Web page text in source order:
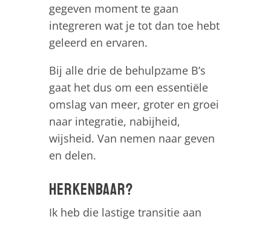
gegeven moment te gaan
integreren wat je tot dan toe hebt
geleerd en ervaren.
Bij alle drie de behulpzame B’s
gaat het dus om een essentiële
omslag van meer, groter en groei
naar integratie, nabijheid,
wijsheid. Van nemen naar geven
en delen.
Herkenbaar?
Ik heb die lastige transitie aan